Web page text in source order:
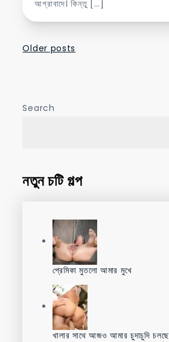
আগ্রাবাদে। কিন্তু […]
Posts
Older posts
Search
নতুন চটি গল্প
প্রেমিকা মুতলো আমার মুখে
খালার সাথে আজও আমার চুদাচুদি চলছে